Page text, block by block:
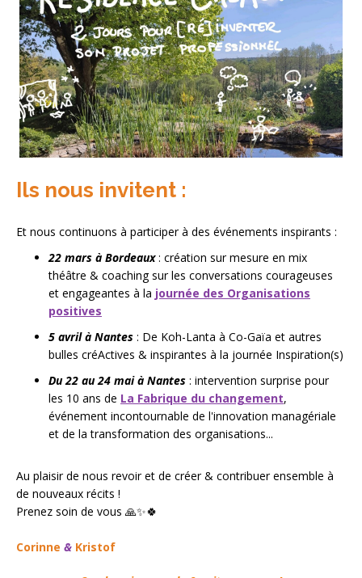
Ils nous invitent :
Et nous continuons à participer à des événements inspirants :
22 mars à Bordeaux: création sur mesure en mix
théâtre & coaching sur les conversations courageuses
et engageantes à la journée des Organisations
positives
5 avril à Nantes : De Koh-Lanta à Co-Gaïa et autres
bulles créActives & inspirantes à la journée Inspiration(s)
Du 22 au 24 mai à Nantes : intervention surprise pour
les 10 ans de La Fabrique du changement,
événement incontournable de l'innovation managériale
et de la transformation des organisations...
Au plaisir de nous revoir et de créer & contribuer ensemble à
de nouveaux récits !
Prenez soin de vous 🙏✨🍀
Corinne & Kristof